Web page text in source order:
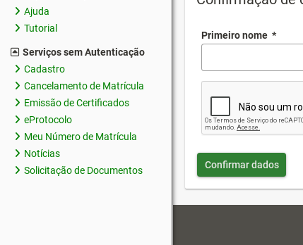
Ajuda
Tutorial
Serviços sem Autenticação
Cadastro
Cancelamento de Matrícula
Emissão de Certificados
eProtocolo
Meu Número de Matrícula
Notícias
Solicitação de Documentos
Primeiro nome *
Confirmar dados